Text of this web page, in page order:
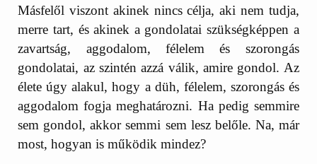
Másfelől viszont akinek nincs célja, aki nem tudja,
merre tart, és akinek a gondolatai szükségképpen a
zavartság, aggodalom, félelem és szorongás
gondolatai, az szintén azzá válik, amire gondol. Az
élete úgy alakul, hogy a düh, félelem, szorongás és
aggodalom fogja meghatározni. Ha pedig semmire
sem gondol, akkor semmi sem lesz belőle. Na, már
most, hogyan is működik mindez?